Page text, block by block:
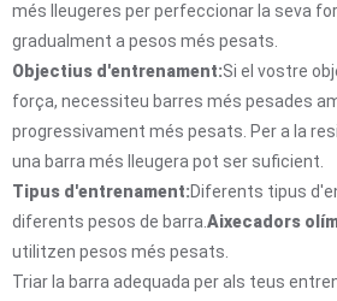
més lleugeres per perfeccionar la seva
gradualment a pesos més pesats.
Objectius d'entrenament:Si el vostre
força, necessiteu barres més pesades
progressivament més pesats. Per a la
una barra més lleugera pot ser suficient.
Tipus d'entrenament:Diferents tipus
diferents pesos de barra. Aixecadors
utilitzen pesos més pesats.
Triar la barra adequada per als teus